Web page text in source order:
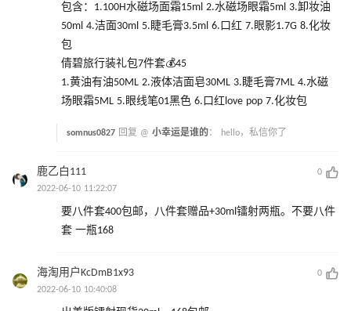
包含：1.100H水磁场面霜15ml 2.水磁场眼霜5ml 3.卸妆油
50ml 4.洁面30ml 5.睫毛膏3.5ml 6.口红 7.眼影1.7G 8.化妆
包
倩碧旅行装礼包7件套💰45
1.黄油有油50ML 2.液体洁面皂30ML 3.睫毛膏7ML 4.水磁
场眼霜5ML 5.眼线笔01黑色 6.口红love pop 7.化妆包
somnus0827 回复 @ 小幸运是谁的： hello，私信你了
鹿乙白111
0
2022-06-10 11:22:07
要八件套400包邮，八件套赠品+30ml镭射两瓶。不要八件
套 一瓶168
海淘用户KcDmB1x93
0
2022-06-10 10:40:08